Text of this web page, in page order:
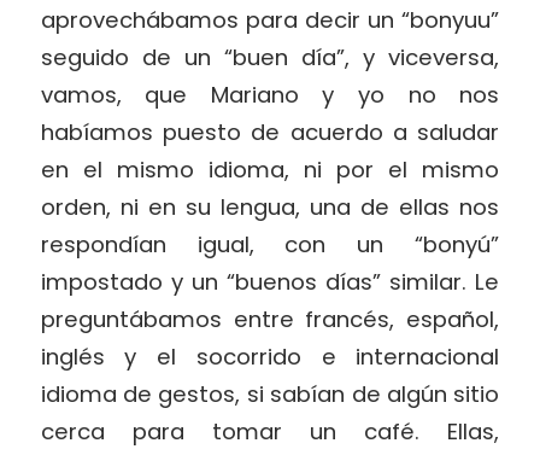
aprovechábamos para decir un “bonyuu”
seguido de un “buen día”, y viceversa,
vamos, que Mariano y yo no nos
habíamos puesto de acuerdo a saludar
en el mismo idioma, ni por el mismo
orden, ni en su lengua, una de ellas nos
respondían igual, con un “bonyú”
impostado y un “buenos días” similar. Le
preguntábamos entre francés, español,
inglés y el socorrido e internacional
idioma de gestos, si sabían de algún sitio
cerca para tomar un café. Ellas,